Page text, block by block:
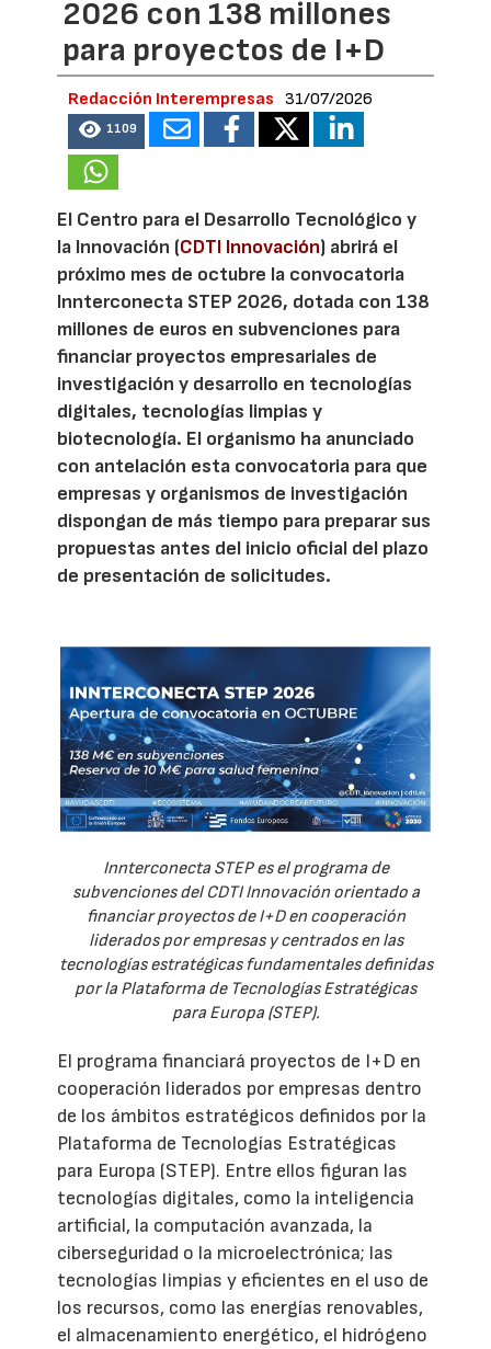
2026 con 138 millones
para proyectos de I+D
Redacción Interempresas 31/07/2026
1109
El Centro para el Desarrollo Tecnológico y
la Innovación (CDTI Innovación) abrirá el
próximo mes de octubre la convocatoria
Innterconecta STEP 2026, dotada con 138
millones de euros en subvenciones para
financiar proyectos empresariales de
investigación y desarrollo en tecnologías
digitales, tecnologías limpias y
biotecnología. El organismo ha anunciado
con antelación esta convocatoria para que
empresas y organismos de investigación
dispongan de más tiempo para preparar sus
propuestas antes del inicio oficial del plazo
de presentación de solicitudes.
Innterconecta STEP es el programa de
subvenciones del CDTI Innovación orientado a
financiar proyectos de I+D en cooperación
liderados por empresas y centrados en las
tecnologías estratégicas fundamentales definidas
por la Plataforma de Tecnologías Estratégicas
para Europa (STEP).
El programa financiará proyectos de I+D en
cooperación liderados por empresas dentro
de los ámbitos estratégicos definidos por la
Plataforma de Tecnologías Estratégicas
para Europa (STEP). Entre ellos figuran las
tecnologías digitales, como la inteligencia
artificial, la computación avanzada, la
ciberseguridad o la microelectrónica; las
tecnologías limpias y eficientes en el uso de
los recursos, como las energías renovables,
el almacenamiento energético, el hidrógeno